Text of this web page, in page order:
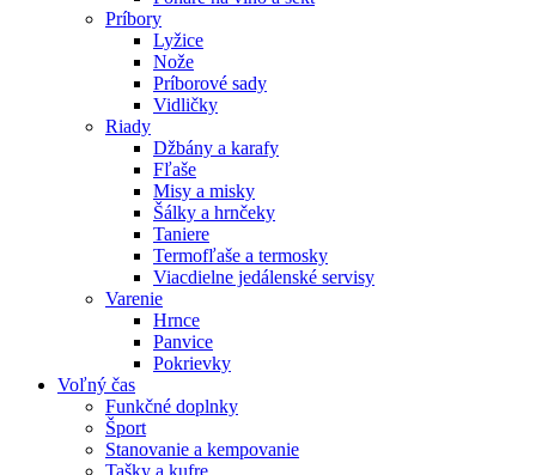
Príbory
Lyžice
Nože
Príborové sady
Vidličky
Riady
Džbány a karafy
Fľaše
Misy a misky
Šálky a hrnčeky
Taniere
Termofľaše a termosky
Viacdielne jedálenské servisy
Varenie
Hrnce
Panvice
Pokrievky
Voľný čas
Funkčné doplnky
Šport
Stanovanie a kempovanie
Tašky a kufre